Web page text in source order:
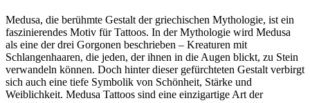
Medusa, die berühmte Gestalt der griechischen Mythologie, ist ein
faszinierendes Motiv für Tattoos. In der Mythologie wird Medusa
als eine der drei Gorgonen beschrieben – Kreaturen mit
Schlangenhaaren, die jeden, der ihnen in die Augen blickt, zu Stein
verwandeln können. Doch hinter dieser gefürchteten Gestalt verbirgt
sich auch eine tiefe Symbolik von Schönheit, Stärke und
Weiblichkeit. Medusa Tattoos sind eine einzigartige Art der